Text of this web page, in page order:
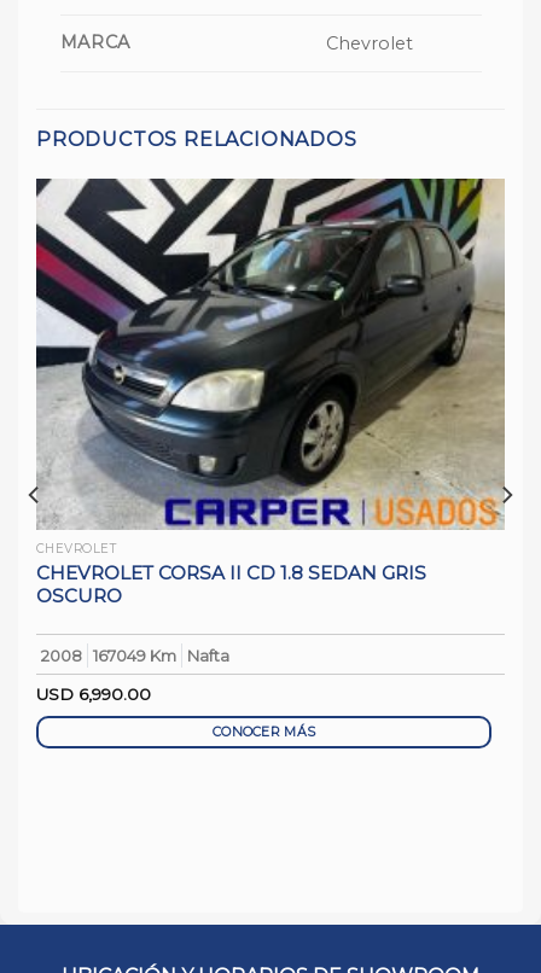
MARCA Chevrolet
PRODUCTOS RELACIONADOS
CHEVROLET
CHEVROLET CORSA II CD 1.8 SEDAN GRIS
OSCURO
2008 167049 Km
Nafta
USD 6,990.00
CONOCER MÁS